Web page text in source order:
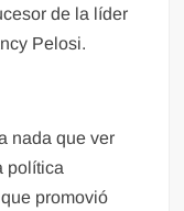
de la líder
Pelosi.
nada que ver
política
promovió